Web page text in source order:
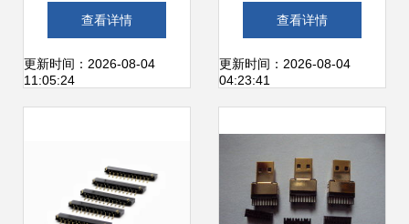
银接头价格、厂家
及产品信息全解析
业连接器指南
查看详情
更新时间：2026-08-04
11:05:24
器防水接插件公母
对接汽车线束插头
查看详情
更新时间：2026-08-04
04:23:41